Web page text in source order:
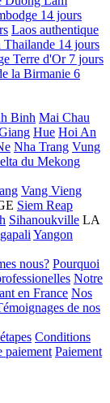
14 jours
Laos authentique
Thailande 14 jours
Terre d'Or 7 jours
la Birmanie 6
Binh Mai Chau
Hue Hoi An
Nha Trang Vung
du Mekong
Vang Vieng
Siem Reap
Sihanoukville LA
Yangon
nous? Pourquoi
Notre
en France Nos
de nos
Conditions
paiement Paiement